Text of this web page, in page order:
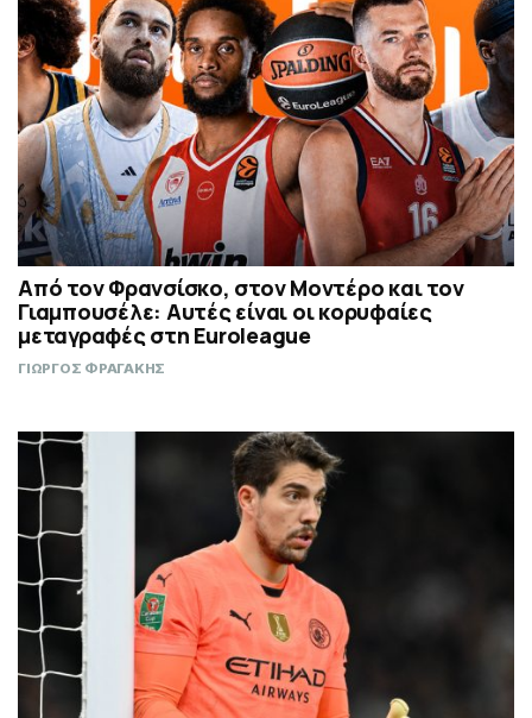
Από τον Φρανσίσκο, στον Μοντέρο και τον
Γιαμπουσέλε: Αυτές είναι οι κορυφαίες
μεταγραφές στη Euroleague
ΓΙΩΡΓΟΣ ΦΡΑΓΑΚΗΣ